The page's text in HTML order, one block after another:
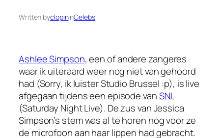
Written byclopininCelebs
Ashlee Simpson, een of andere zangeres
waar ik uiteraard weer nog niet van gehoord
had (Sorry, ik luister Studio Brussel :p), is live
afgegaan tijdens een episode vanSNL
(Saturday Night Live). De zus van Jessica
Simpson’s stem was al te horen nog voor ze
de microfoon aan haar lippen had gebracht.